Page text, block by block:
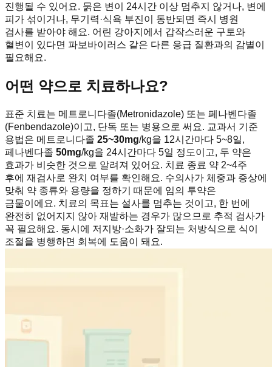
진행될 수 있어요. 묽은 변이 24시간 이상 멈추지 않거나, 변에
피가 섞이거나, 무기력·식욕 부진이 동반되면 즉시 병원
검사를 받아야 해요. 어린 강아지에서 갑작스러운 구토와
혈변이 있다면 파보바이러스 같은 다른 응급 질환과의 감별이
필요해요.
어떤 약으로 치료하나요?
표준 치료는 메트로니다졸(Metronidazole) 또는 페나벤다졸
(Fenbendazole)이고, 단독 또는 병용으로 써요. 교과서 기준
용법은 메트로니다졸 25~30mg/kg을 12시간마다 5~8일,
페나벤다졸 50mg/kg을 24시간마다 5일 정도이고, 두 약은
효과가 비슷한 것으로 알려져 있어요. 치료 종료 약 2~4주
후에 재검사로 완치 여부를 확인해요. 수의사가 체중과 증상에
맞춰 약 종류와 용량을 정하기 때문에 임의 투약은
금물이에요. 치료의 목표는 설사를 멈추는 것이고, 한 번에
완전히 없어지지 않아 재발하는 경우가 많으므로 추적 검사가
꼭 필요해요. 동시에 저지방·소화가 잘되는 처방식으로 식이
조절을 병행하면 회복에 도움이 돼요.